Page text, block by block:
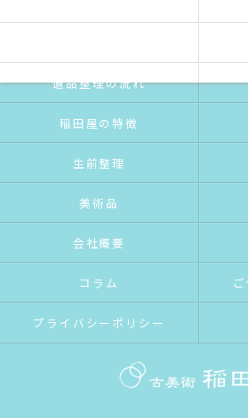
遺品整理の流れ
稲田屋の特徴
生前整理
美術品
会社概要
コラム
プライバシーポリシー